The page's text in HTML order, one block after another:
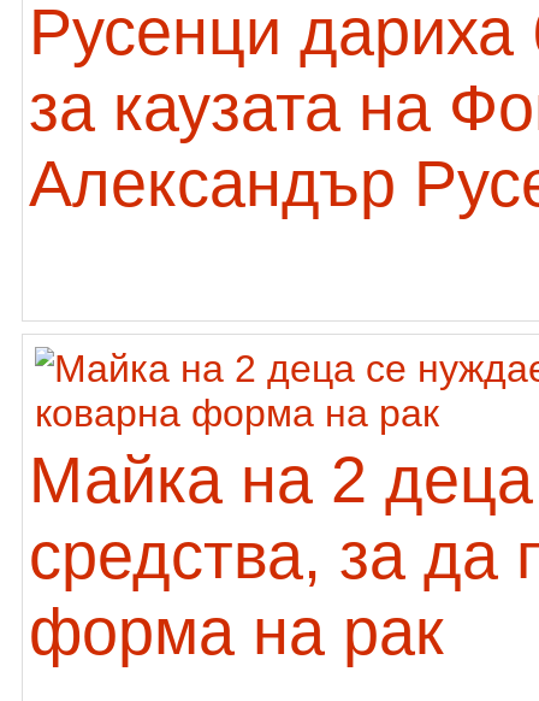
Русенци
за каузата на
Александър
Майка на 2
средства, за да
форма на рак